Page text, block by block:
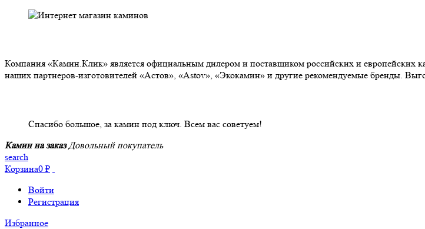
Компания «Камин.Клик» является официальным дилером и поставщиком российских и
наших партнеров-изготовителей «Астов», «Astov», «Экокамин» и другие рекомендуемые бренды.
Спасибо большое, за камин под ключ. Всем вас советуем!
Камин на заказ Довольный покупатель
search
Корзина0 ₽
Войти
Регистрация
Избранное